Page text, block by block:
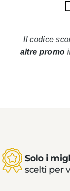
Il codice
altre promo
Solo i
scelti per